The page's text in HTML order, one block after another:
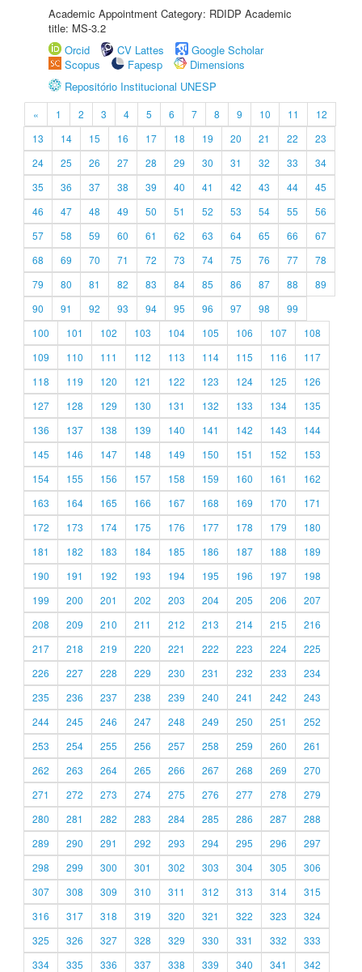
Academic Appointment Category: RDIDP Academic
title: MS-3.2
Orcid
CV Lattes
Google Scholar
Scopus
Fapesp
Dimensions
Repositório Institucional UNESP
« 1 2 3 4 5 6 7 8 9 10 11
12
13
14 15 16 17 18 19 20 21 22
23
24
25 26 27 28 29 30 31 32 33
34
35
36 37 38 39 40 41 42 43 44
45
46
47 48 49 50 51 52 53 54 55
56
57
58 59 60 61 62 63 64 65 66
67
68
69 70 71 72 73 74 75 76 77
78
79
80 81 82 83 84 85 86 87 88
89
90
91 92 93 94 95 96 97 98
99
100
101 102 103 104 105 106 107
108
109
110 111 112 113 114 115 116
117
118
119 120 121 122 123 124 125
126
127
128 129 130 131 132 133 134
135
136
137 138 139 140 141 142 143
144
145
146 147 148 149 150 151 152
153
154
155 156 157 158 159 160 161
162
163
164 165 166 167 168 169 170
171
172
173 174 175 176 177 178 179
180
181
182 183 184 185 186 187 188
189
190
191 192 193 194 195 196 197
198
199
200 201 202 203 204 205 206
207
208
209 210 211 212 213 214 215
216
217
218 219 220 221 222 223 224
225
226
227 228 229 230 231 232 233
234
235
236 237 238 239 240 241 242
243
244
245 246 247 248 249 250 251
252
253
254 255 256 257 258 259 260
261
262
263 264 265 266 267 268 269
270
271
272 273 274 275 276 277 278
279
280
281 282 283 284 285 286 287
288
289
290 291 292 293 294 295 296
297
298
299 300 301 302 303 304 305
306
307
308 309 310 311 312 313 314
315
316
317 318 319 320 321 322 323
324
325
326 327 328 329 330 331 332
333
334
335 336 337 338 339 340 341 342